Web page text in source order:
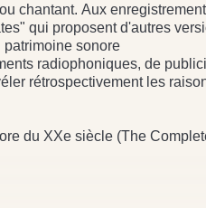
chantant. Aux
qui proposent d'autres
sonore
radiophoniques, de
rétrospectivement les
du XXe siècle (The